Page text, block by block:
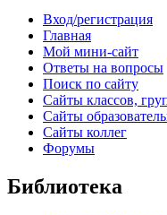
Вход/регистрация
Главная
Мой мини-сайт
Ответы на вопросы
Поиск по сайту
Сайты классов,
Сайты
Сайты коллег
Форумы
Библиотека